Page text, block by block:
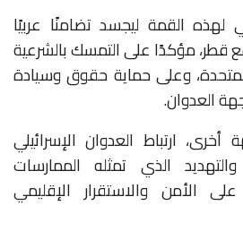
لهذه القمة ليجسد تضامنًا عربيًا
قطر، مؤكدًا على التمسك بالشرعية
وعلى حماية حقوق وسيادة
العدوان.
ارتباط العدوان الإسرائيلي
الذي تمثله الممارسات
على الأمن والاستقرار الإقليمي